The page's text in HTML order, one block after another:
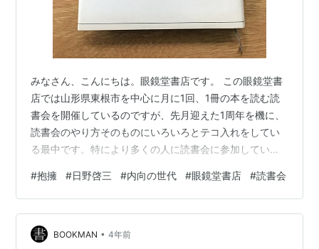
みなさん、こんにちは。眼鏡堂書店です。 この眼鏡堂書
店では山形県東根市を中心に月に1回、1冊の本を読む読
書会を開催しているのですが、先月迎えた1周年を機に、
読書会のやり方そのものにいろいろとテコ入れをしてい
る最中です。特により多くの人に読書会に参加していた
へとチェンジしていきます。 リニューアルしての読書会
は来年から、と考えておりますのでしばらくお待ちくだ
さい。 さて。 眼鏡堂書店の選書のモットーとして、「も
っと読まれてもよい本」というものがあります。そんな
#抱擁 #日野啓三 #内向の世代 #眼鏡堂書店 #読書会
BOOKMAN • 4年前